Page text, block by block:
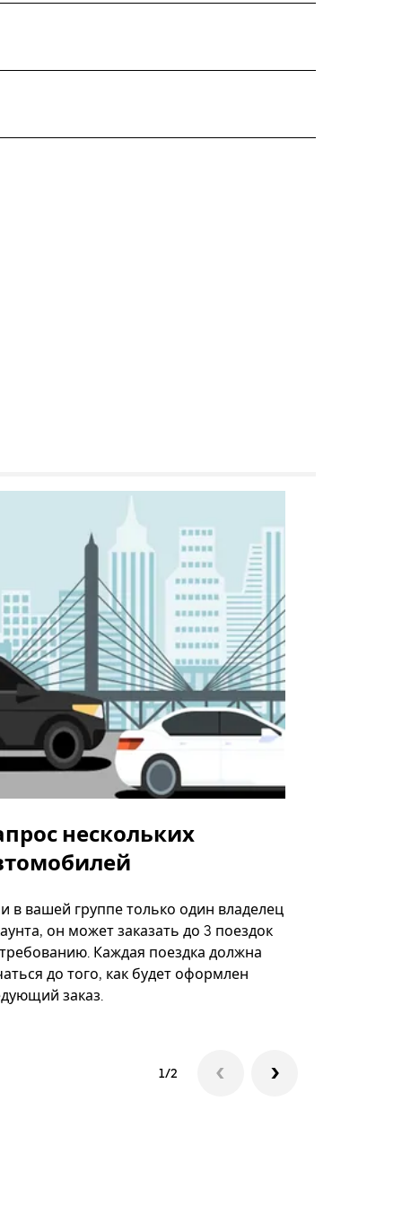
нескольких
в вашей группе только один владелец
он может заказать до 3 поездок
Каждая поездка должна
до того, как будет оформлен
заказ.
1/2